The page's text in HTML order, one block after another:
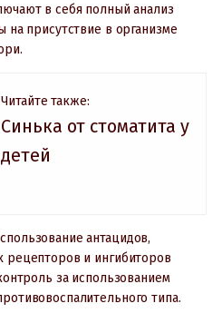
в себя полный анализ
присутствие в организме
Читайте также:
Синька от стоматита у
детей
антацидов,
рецепторов и ингибиторов
за использованием
типа.